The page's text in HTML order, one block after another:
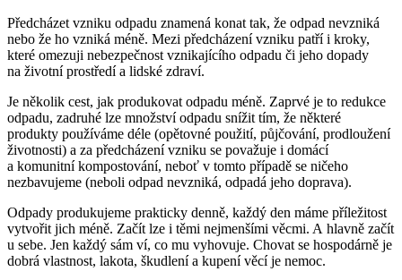
Předcházet vzniku odpadu znamená konat tak, že odpad nevzniká
nebo že ho vzniká méně. Mezi předcházení vzniku patří i kroky,
které omezuji nebezpečnost vznikajícího odpadu či jeho dopady
na životní prostředí a lidské zdraví.
Je několik cest, jak produkovat odpadu méně. Zaprvé je to redukce
odpadu, zadruhé lze množství odpadu snížit tím, že některé
produkty používáme déle (opětovné použití, půjčování, prodloužení
životnosti) a za předcházení vzniku se považuje i domácí
a komunitní kompostování, neboť v tomto případě se ničeho
nezbavujeme (neboli odpad nevzniká, odpadá jeho doprava).
Odpady produkujeme prakticky denně, každý den máme příležitost
vytvořit jich méně. Začít lze i těmi nejmenšími věcmi. A hlavně začít
u sebe. Jen každý sám ví, co mu vyhovuje. Chovat se hospodárně je
dobrá vlastnost, lakota, škudlení a kupení věcí je nemoc.